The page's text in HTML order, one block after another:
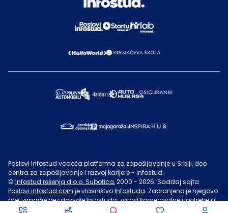
Poslovi Infostud vodeća platforma za zapošljavanje u Srbiji, deo
centra za zapošljavanje i razvoj karijere - Infostud.
© Infostud rešenja d.o.o. Subotica, 2000 - 2026. Sadržaj sajta
Poslovi.infostud.com je vlasništvoInfostuda. Zabranjeno je njegovo
preuzimanje bez dozvoleInfostuda, zarad komercijalne upotrebe ili
u druge svrhe, osim za lične potrebe posetilaca sajta.